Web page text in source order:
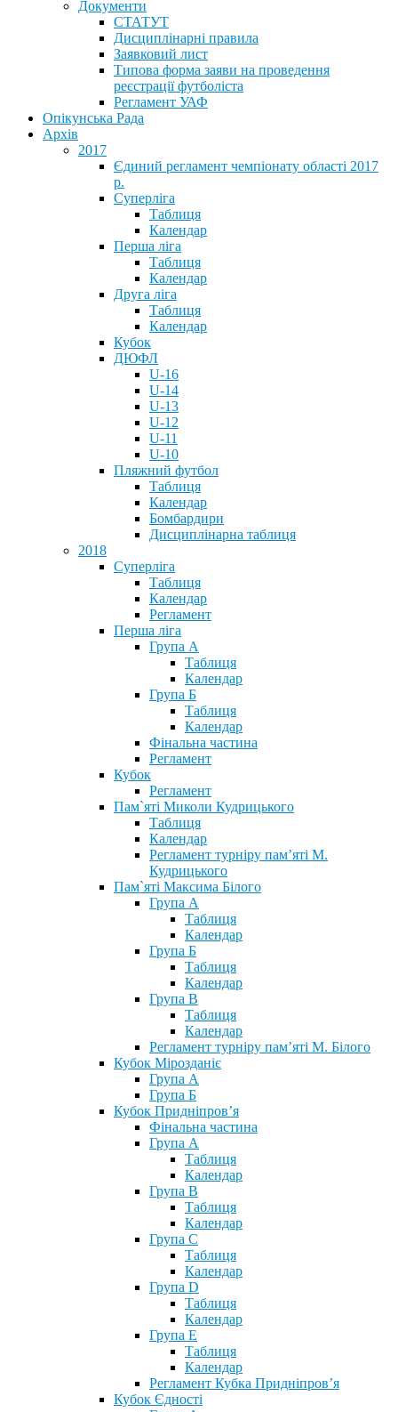
Документи
СТАТУТ
Дисциплінарні правила
Заявковий лист
Типова форма заяви на проведення
реєстрації футболіста
Регламент УАФ
Опікунська Рада
Архів
2017
Єдиний регламент чемпіонату області 2017
р.
Суперліга
Таблиця
Календар
Перша ліга
Таблиця
Календар
Друга ліга
Таблиця
Календар
Кубок
ДЮФЛ
U-16
U-14
U-13
U-12
U-11
U-10
Пляжний футбол
Таблиця
Календар
Бомбардири
Дисциплінарна таблиця
2018
Суперліга
Таблиця
Календар
Регламент
Перша ліга
Група А
Таблиця
Календар
Група Б
Таблиця
Календар
Фінальна частина
Регламент
Кубок
Регламент
Пам`яті Миколи Кудрицького
Таблиця
Календар
Регламент турніру пам’яті М.
Кудрицького
Пам`яті Максима Білого
Група А
Таблиця
Календар
Група Б
Таблиця
Календар
Група В
Таблиця
Календар
Регламент турніру пам’яті М. Білого
Кубок Мірозданіє
Група А
Група Б
Кубок Придніпров’я
Фінальна частина
Група А
Таблиця
Календар
Група В
Таблиця
Календар
Група С
Таблиця
Календар
Група D
Таблиця
Календар
Група Е
Таблиця
Календар
Регламент Кубка Придніпров’я
Кубок Єдності